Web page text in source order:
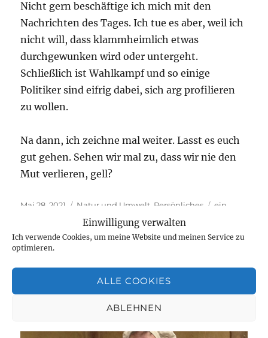
Einwilligung verwalten
Ich verwende Cookies, um meine Website und meinen Service zu
optimieren.
ALLE COOKIES
ABLEHNEN
Nicht gern beschäftige ich mich mit den
Nachrichten des Tages. Ich tue es aber, weil ich
nicht will, dass klammheimlich etwas
durchgewunken wird oder untergeht.
Schließlich ist Wahlkampf und so einige
Politiker sind eifrig dabei, sich arg profilieren
zu wollen.
Na dann, ich zeichne mal weiter. Lasst es euch
gut gehen. Sehen wir mal zu, dass wir nie den
Mut verlieren, gell?
Veröffentlicht
Mai 28, 2021 Kategorien
Natur und Umwelt Persönliches Schlagwörter
ein
Star-Kinder Trostpflaster,
zu
Ein
Wahlkampf
und
kein
Unsicherheiten.